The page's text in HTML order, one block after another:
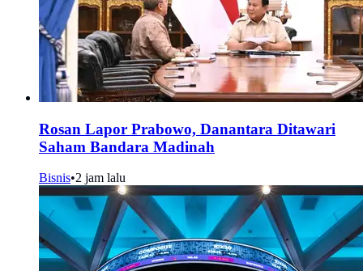
Rosan Lapor Prabowo, Danantara Ditawari
Saham Bandara Madinah
Bisnis•2 jam lalu